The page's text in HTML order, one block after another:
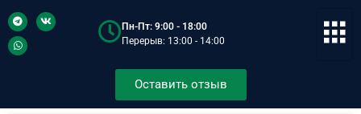
Пн-Пт: 9:00 - 18:00
Перерыв: 13:00 - 14:00
Оставить отзыв